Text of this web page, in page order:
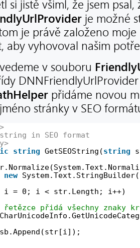
si jistě všiml, že jsem psal,
je možné
je právě založeno
aby vyhovoval našim
v souboru
DNNFriendlyUrlProvider
přidáme novou
stránky v SEO
in SEO format
string GetSEOString(string
new
i = 0; i < str.Length; i++)
řetězce přidá všechny znaky
sb.Append(str[i]);